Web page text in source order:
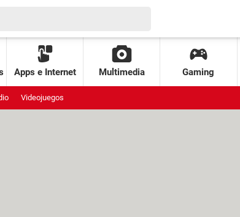
Apps e Internet Multimedia Gaming
Videojuegos